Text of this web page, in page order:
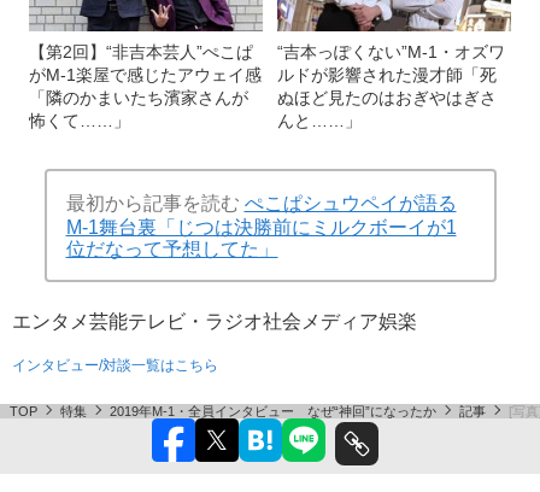
【第2回】“非吉本芸人”ぺこぱ
がM-1楽屋で感じたアウェイ感
「隣のかまいたち濱家さんが
怖くて……」
“吉本っぽくない”M-1・オズワ
ルドが影響された漫才師「死
ぬほど見たのはおぎやはぎさ
んと……」
最初から記事を読む ぺこぱシュウペイが語る
M-1舞台裏「じつは決勝前にミルクボーイが1
位だなって予想してた」
エンタメ芸能テレビ・ラジオ社会 メディア娯楽
インタビュー/対談一覧はこちら
TOP 特集 2019年M-1・全員インタビュー なぜ“神回”になったか 記事 [写